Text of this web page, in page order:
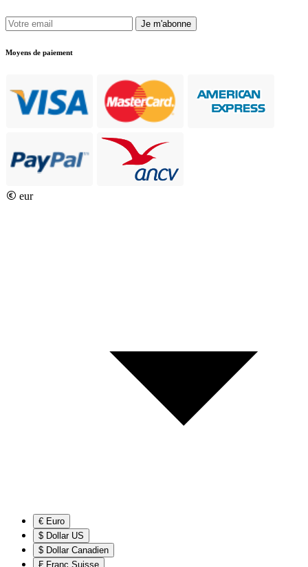
Je m'abonne
Moyens de paiement
eur
€ Euro
$ Dollar US
$ Dollar Canadien
₣ Franc Suisse